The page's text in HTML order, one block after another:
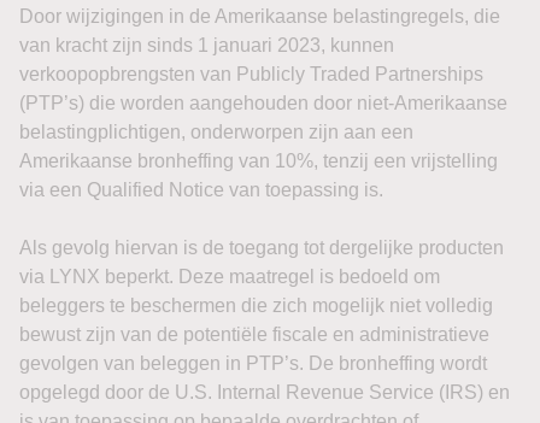
Door wijzigingen in de Amerikaanse belastingregels, die
van kracht zijn sinds 1 januari 2023, kunnen
verkoopopbrengsten van Publicly Traded Partnerships
(PTP’s) die worden aangehouden door niet-Amerikaanse
belastingplichtigen, onderworpen zijn aan een
Amerikaanse bronheffing van 10%, tenzij een vrijstelling
via een Qualified Notice van toepassing is.
Als gevolg hiervan is de toegang tot dergelijke producten
via LYNX beperkt. Deze maatregel is bedoeld om
beleggers te beschermen die zich mogelijk niet volledig
bewust zijn van de potentiële fiscale en administratieve
gevolgen van beleggen in PTP’s. De bronheffing wordt
opgelegd door de U.S. Internal Revenue Service (IRS) en